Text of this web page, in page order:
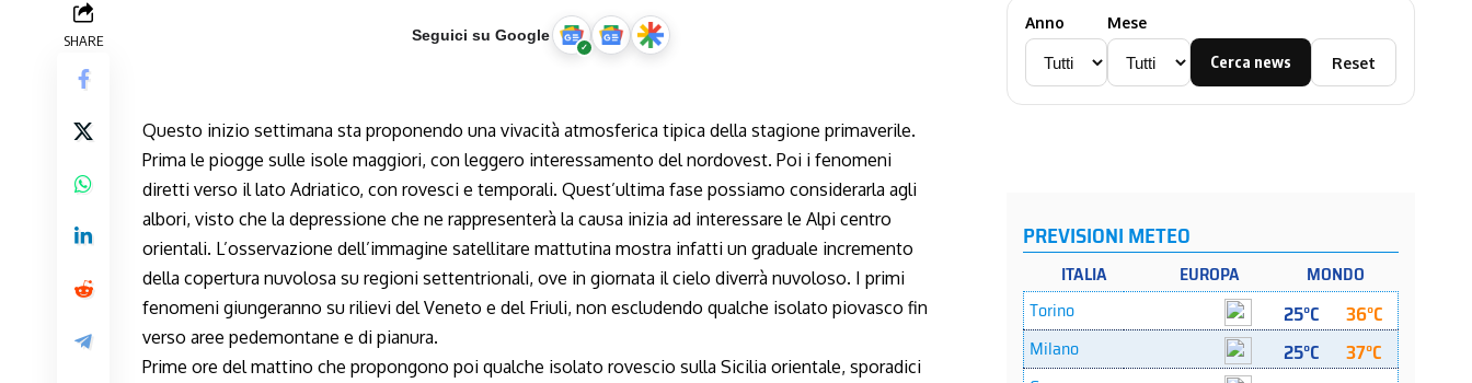
SHARE Seguici su Google
Questo inizio settimana sta proponendo una vivacità atmosferica tipica della stagione primaverile.
Prima le piogge sulle isole maggiori, con leggero interessamento del nordovest. Poi i fenomeni
diretti verso il lato Adriatico, con rovesci e temporali. Quest’ultima fase possiamo considerarla agli
albori, visto che la depressione che ne rappresenterà la causa inizia ad interessare le Alpi centro
orientali. L’osservazione dell’immagine satellitare mattutina mostra infatti un graduale incremento
della copertura nuvolosa su regioni settentrionali, ove in giornata il cielo diverrà nuvoloso. I primi
fenomeni giungeranno su rilievi del Veneto e del Friuli, non escludendo qualche isolato piovasco fin
verso aree pedemontane e di pianura.
Prime ore del mattino che propongono poi qualche isolato rovescio sulla Sicilia orientale, sporadici
Anno Mese
Cerca news Reset